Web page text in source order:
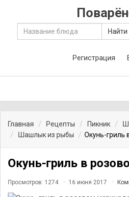
Найти
Регистрация
Главная Рецепты Пикник
Шашлык из рыбы
Окунь-гриль
Окунь-гриль в
Просмотров: 1274 16 июня 2017